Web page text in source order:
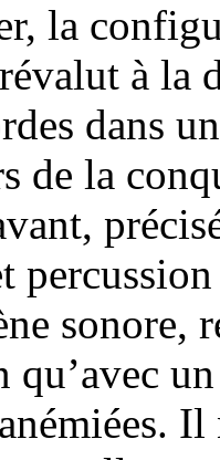
la
à la
dans
de la
sonore,
qu’avec
Il